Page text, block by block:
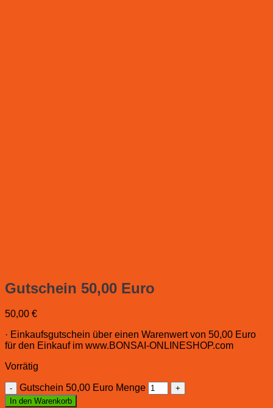
Gutschein 50,00 Euro
50,00 €
· Einkaufsgutschein über einen Warenwert von 50,00 Euro
für den Einkauf im www.BONSAI-ONLINESHOP.com
Vorrätig
Gutschein 50,00 Euro Menge
In den Warenkorb